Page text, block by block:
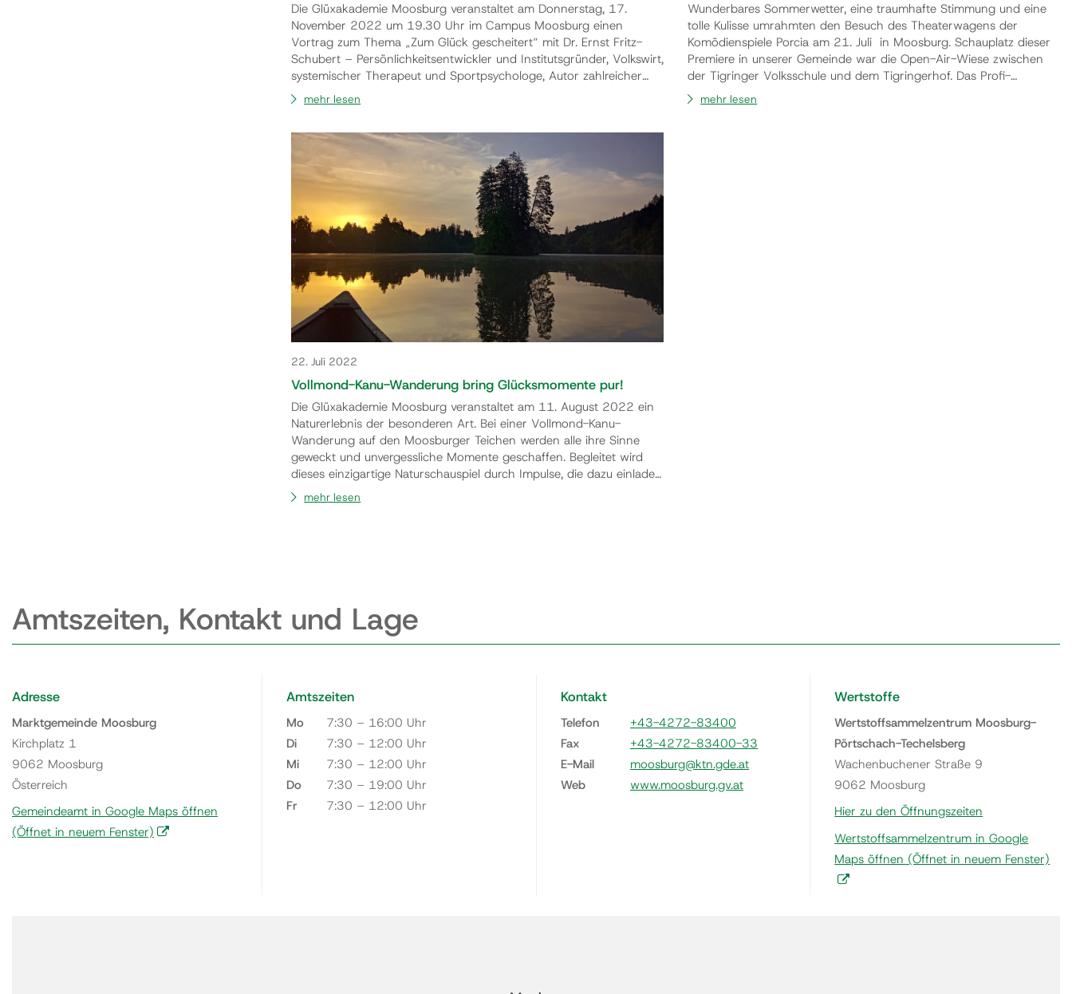
Die Glüxakademie Moosburg veranstaltet am Donnerstag, 17.
November 2022 um 19.30 Uhr im Campus Moosburg einen
Vortrag zum Thema „Zum Glück gescheitert“ mit Dr. Ernst Fritz-
Schubert – Persönlichkeitsentwickler und Institutsgründer, Volkswirt,
systemischer Therapeut und Sportpsychologe, Autor zahlreicher
Bücher und Initiator des Schulfachs Glück. Scheitern ist der
Schlüssel für die Hintertür des Glücks. Es zwingt uns, unser Tun zu
mehr lesen
Wunderbares Sommerwetter, eine traumhafte Stimmung und eine
tolle Kulisse umrahmten den Besuch des Theaterwagens der
Komödienspiele Porcia am 21. Juli in Moosburg. Schauplatz dieser
Premiere in unserer Gemeinde war die Open-Air-Wiese zwischen
der Tigringer Volksschule und dem Tigringerhof. Das Profi-
Ensemble begeisterte die Zuseherinnen und Zuseher mit einer
Kindertheatervorstellung und im Anschluss mit der Geschichte des
mehr lesen
22. Juli 2022
Vollmond-Kanu-Wanderung bring Glücksmomente pur!
Die Glüxakademie Moosburg veranstaltet am 11. August 2022 ein
Naturerlebnis der besonderen Art. Bei einer Vollmond-Kanu-
Wanderung auf den Moosburger Teichen werden alle ihre Sinne
geweckt und unvergessliche Momente geschaffen. Begleitet wird
dieses einzigartige Naturschauspiel durch Impulse, die dazu einladen
inne zu halten und sich persönlich mit dem Thema Glück zu
befassen. Das Seminar wird von der Moosburger Erlebnispädagogin
mehr lesen
Amtszeiten, Kontakt und Lage
Adresse
Marktgemeinde Moosburg
Kirchplatz 1
9062 Moosburg
Österreich
Gemeindeamt in Google Maps öffnen
(Öffnet in neuem Fenster)
Amtszeiten
Mo
7:30 – 16:00 Uhr
Di
7:30 – 12:00 Uhr
Mi
7:30 – 12:00 Uhr
Do
7:30 – 19:00 Uhr
Fr
7:30 – 12:00 Uhr
Kontakt
Telefon
+43-4272-83400
Fax
+43-4272-83400-33
E-Mail
moosburg@ktn.gde.at
Web
www.moosburg.gv.at
Wertstoffe
Wertstoffsammelzentrum Moosburg-
Pörtschach-Techelsberg
Wachenbuchener Straße 9
9062 Moosburg
Hier zu den Öffnungszeiten
Wertstoffsammelzentrum in Google
Maps öffnen (Öffnet in neuem Fenster)